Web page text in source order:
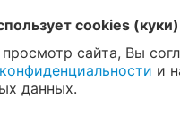
Тепла. Интернет магазин
в Москве
cookies
сайта, Вы
и
данных.